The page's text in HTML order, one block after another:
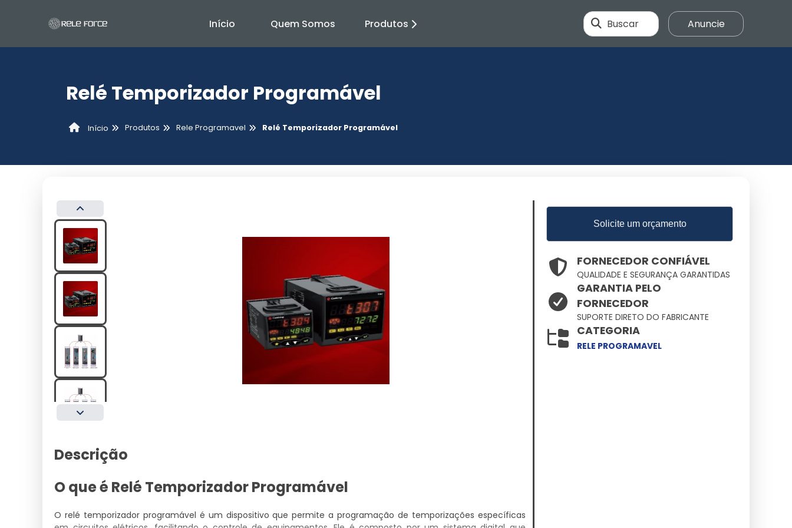
Início Quem Somos Produtos Buscar Anuncie
Relé Temporizador Programável
Início Produtos Rele Programavel Relé Temporizador Programável
Descrição
O que é Relé Temporizador Programável
O relé temporizador programável é um dispositivo que permite a programação de temporizações específicas
Solicite um orçamento
FORNECEDOR CONFIÁVEL
QUALIDADE E SEGURANÇA GARANTIDAS
GARANTIA PELO
FORNECEDOR
SUPORTE DIRETO DO FABRICANTE
CATEGORIA
RELE PROGRAMAVEL